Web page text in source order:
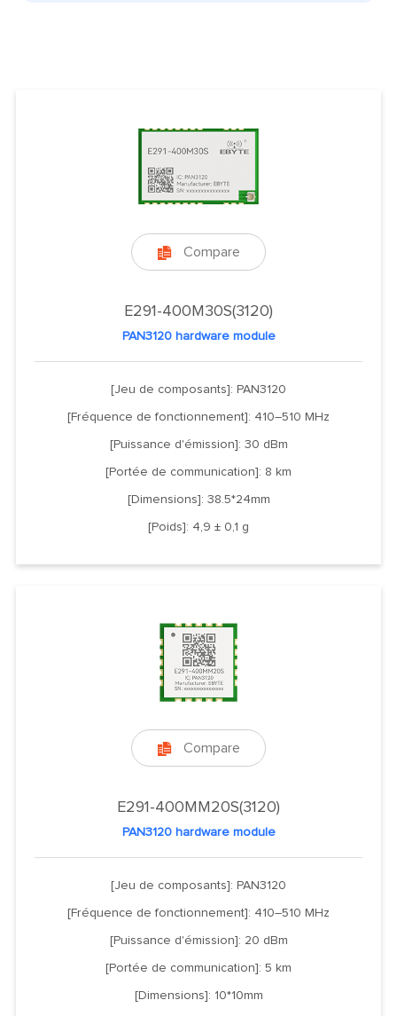
 Compare
E291-400M30S(3120)
PAN3120 hardware module
[Jeu de composants]: PAN3120
[Fréquence de fonctionnement]: 410–510 MHz
[Puissance d'émission]: 30 dBm
[Portée de communication]: 8 km
[Dimensions]: 38.5*24mm
[Poids]: 4,9 ± 0,1 g
 Compare
E291-400MM20S(3120)
PAN3120 hardware module
[Jeu de composants]: PAN3120
[Fréquence de fonctionnement]: 410–510 MHz
[Puissance d'émission]: 20 dBm
[Portée de communication]: 5 km
[Dimensions]: 10*10mm